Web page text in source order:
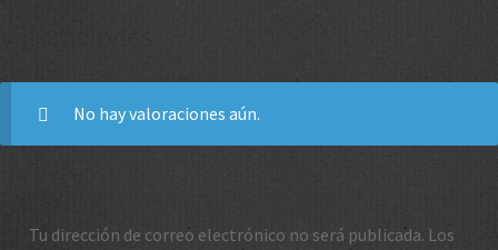
No hay valoraciones aún.
Tu dirección de correo electrónico no será publicada. Los